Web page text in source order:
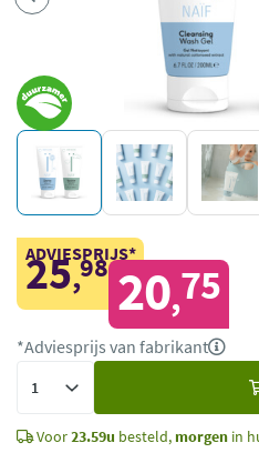
ADVIESPRIJS*
25,98 20,75
*Adviesprijs van fabrikant
Voor23.59u besteld, morgen in